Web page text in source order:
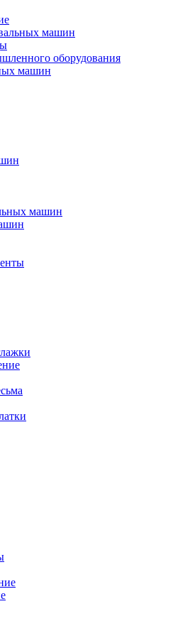
машин
оборудования
машин
машин